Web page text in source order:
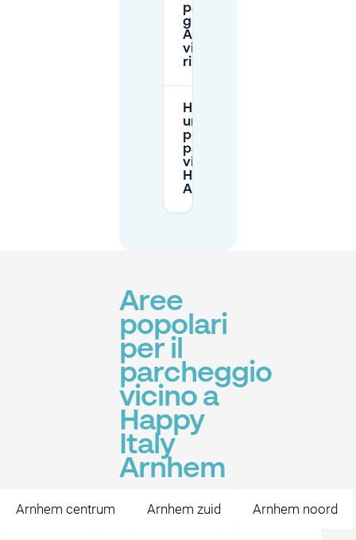
parcheggiare
gratis ad
Arnhem
vicino al
ristorante?
Ho bisogno di
un permesso
per
parcheggiare
vicino a
Happy Italy
Arnhem?
Aree
popolari
per il
parcheggio
vicino a
Happy
Italy
Arnhem
Arnhem centrum Arnhem zuid Arnhem noord